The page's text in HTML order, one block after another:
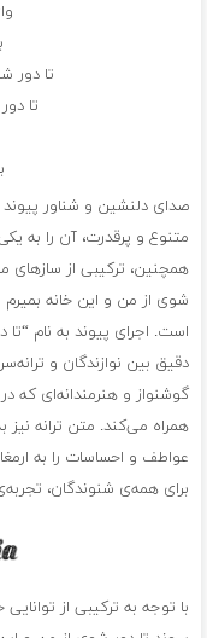
تا دور
تا
صدای دلنشین و شناور پیوند
متنوع و پرقدرت، آن را به
همچنین، ترکیبی از سازهای
شوی از من و این خانه
است. اجرای پیوند به نام
دقیق بین نوازندگان و
گوشنواز و هنرمندانه‌ای که
همراه می‌کند. متن ترانه
عواطف و احساسات را به
برای همه‌ی شنوندگان،
با توجه به ترکیبی از